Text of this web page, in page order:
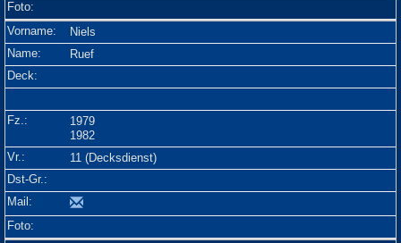
Niels
Ruef
1979
1982
11 (Decksdienst)